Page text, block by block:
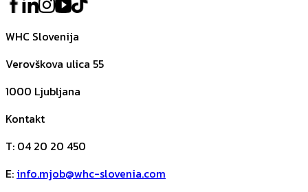
WHC Slovenija
Verovškova ulica 55
1000 Ljubljana
Kontakt
T: 04 20 20 450
E: info.mjob@whc-slovenia.com